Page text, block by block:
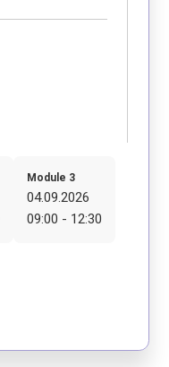
Module 3
04.09.2026
09:00 - 12:30